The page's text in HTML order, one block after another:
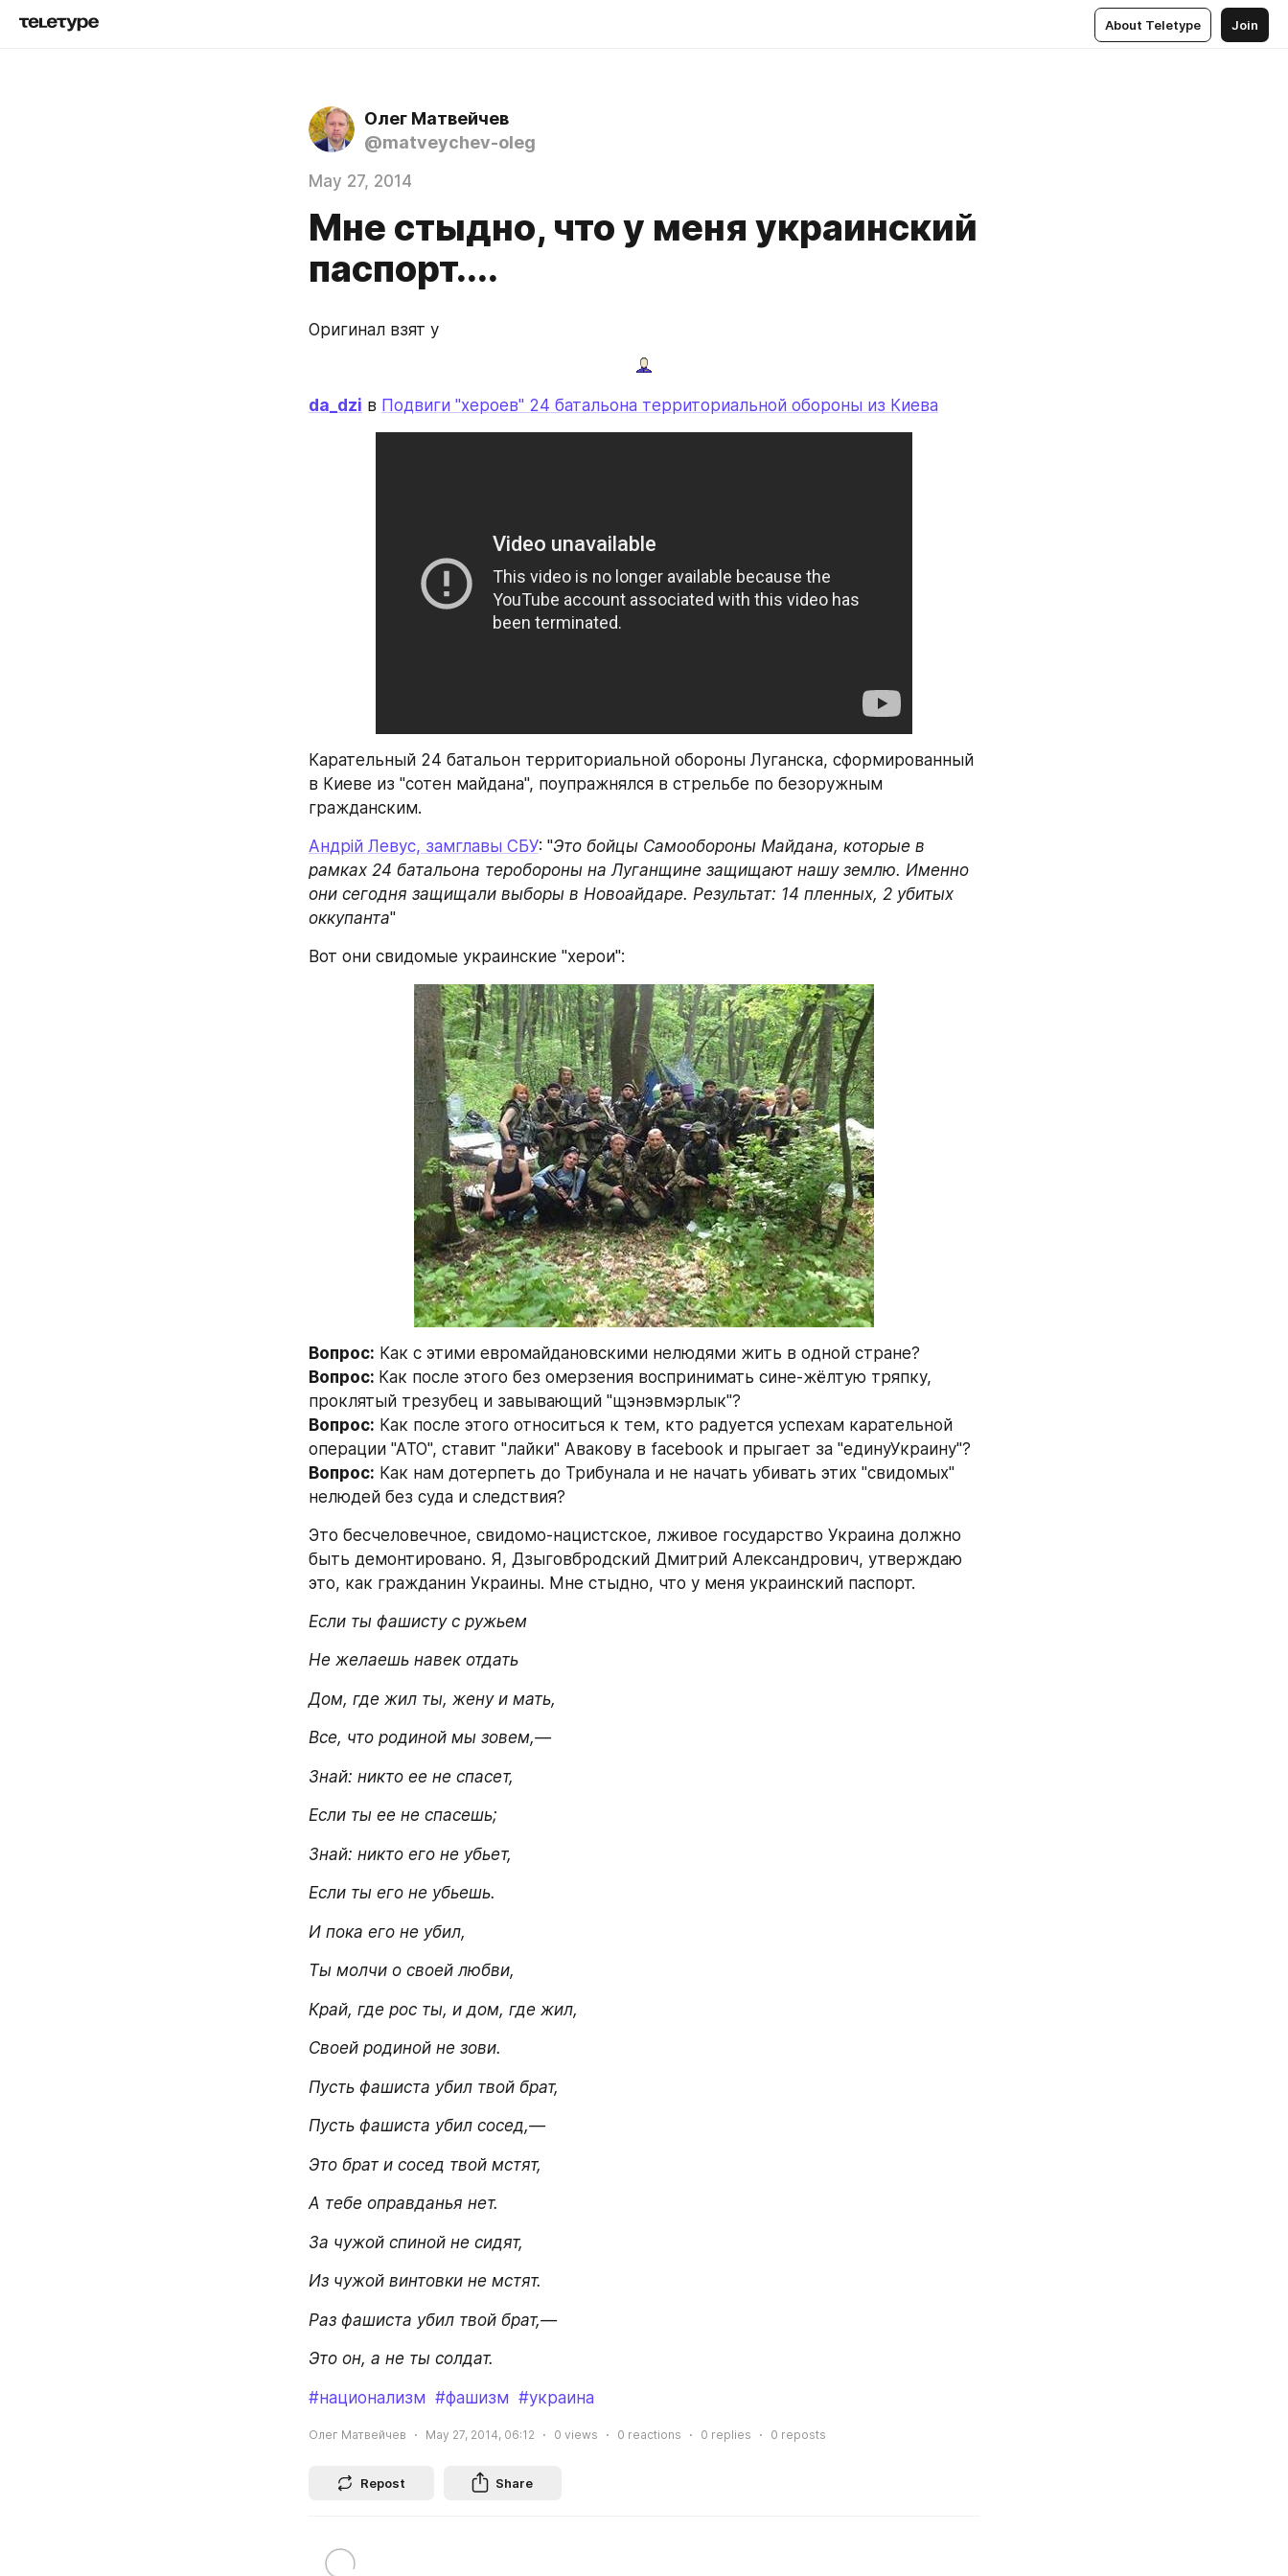
About Teletype Join
Олег Матвейчев
@matveychev-oleg
May 27, 2014
Мне стыдно, что у меня украинский
паспорт....
Оригинал взят у
da_dzi в Подвиги "хероев" 24 батальона территориальной обороны из Киева
Карательный 24 батальон территориальной обороны Луганска, сформированный
в Киеве из "сотен майдана", поупражнялся в стрельбе по безоружным
гражданским.
Андрій Левус, замглавы СБУ: "Это бойцы Самообороны Майдана, которые в
рамках 24 батальона теробороны на Луганщине защищают нашу землю. Именно
они сегодня защищали выборы в Новоайдаре. Результат: 14 пленных, 2 убитых
оккупанта"
Вот они свидомые украинские "херои":
Вопрос: Как с этими евромайдановскими нелюдями жить в одной стране?
Вопрос: Как после этого без омерзения воспринимать сине-жёлтую тряпку,
проклятый трезубец и завывающий "щэнэвмэрлык"?
Вопрос: Как после этого относиться к тем, кто радуется успехам карательной
операции "АТО", ставит "лайки" Авакову в facebook и прыгает за "единуУкраину"?
Вопрос: Как нам дотерпеть до Трибунала и не начать убивать этих "свидомых"
нелюдей без суда и следствия?
Это бесчеловечное, свидомо-нацистское, лживое государство Украина должно
быть демонтировано. Я, Дзыговбродский Дмитрий Александрович, утверждаю
это, как гражданин Украины. Мне стыдно, что у меня украинский паспорт.
Если ты фашисту с ружьем
Не желаешь навек отдать
Дом, где жил ты, жену и мать,
Все, что родиной мы зовем,—
Знай: никто ее не спасет,
Если ты ее не спасешь;
Знай: никто его не убьет,
Если ты его не убьешь.
И пока его не убил,
Ты молчи о своей любви,
Край, где рос ты, и дом, где жил,
Своей родиной не зови.
Пусть фашиста убил твой брат,
Пусть фашиста убил сосед,—
Это брат и сосед твой мстят,
А тебе оправданья нет.
За чужой спиной не сидят,
Из чужой винтовки не мстят.
Раз фашиста убил твой брат,—
Это он, а не ты солдат.
#национализм #фашизм #украина
Олег Матвейчев May 27, 2014, 06:12 0 views 0 reactions 0 replies 0 reposts
Repost Share